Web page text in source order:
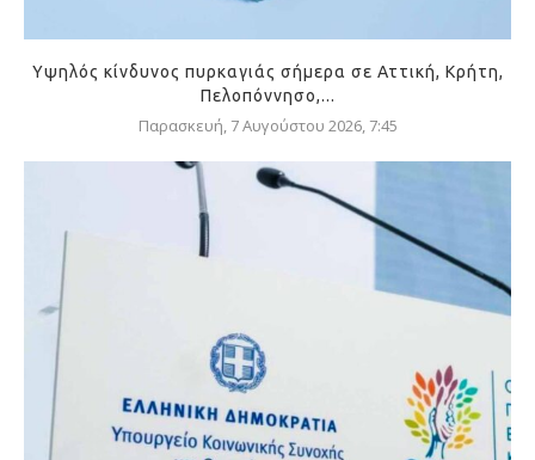
Υψηλός κίνδυνος πυρκαγιάς σήμερα σε Αττική, Κρήτη,
Πελοπόννησο,...
Παρασκευή, 7 Αυγούστου 2026, 7:45